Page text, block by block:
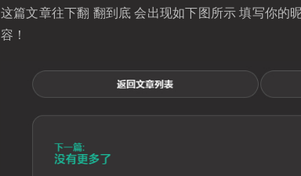
这篇文章往下翻 翻到底 会出现如下图所示 填写你的
容！